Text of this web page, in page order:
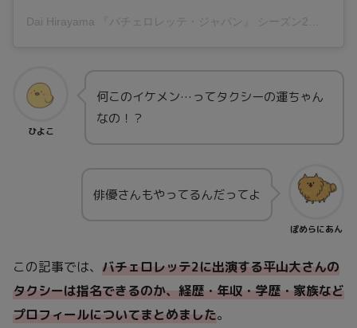
ひよこ
何このイケメン…ってタクシーの運ちゃん
なの！？
ぽめらにあん
俳優さんもやってるんだってよ
この記事では、 バチェロレッテ2に出演する平山大さんの
タクシーは指名できるのか、経歴・年収・学歴・家族など
プロフィールについてまとめました。